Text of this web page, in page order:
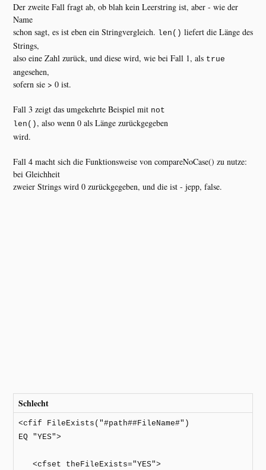
Der zweite Fall fragt ab, ob blah kein Leerstring ist, aber - wie der
Name
schon sagt, es ist eben ein Stringvergleich. len() liefert die Länge des
Strings,
also eine Zahl zurück, und diese wird, wie bei Fall 1, als true
angesehen,
sofern sie > 0 ist.
Fall 3 zeigt das umgekehrte Beispiel mit not
len(), also wenn 0 als Länge zurückgegeben
wird.
Fall 4 macht sich die Funktionsweise von compareNoCase() zu nutze:
bei Gleichheit
zweier Strings wird 0 zurückgegeben, und die ist - jepp, false.
Schlecht
<cfif FileExists("#path##FileName#")
EQ "YES">
<cfset theFileExists="YES">